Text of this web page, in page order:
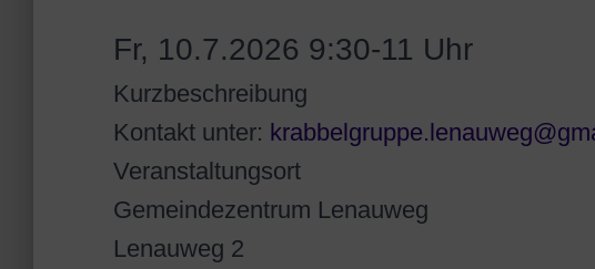
Fr, 10.7.2026 9:30-11 Uhr
Kurzbeschreibung
Kontakt unter:
Veranstaltungsort
Gemeindezentrum Lenauweg
Lenauweg 2